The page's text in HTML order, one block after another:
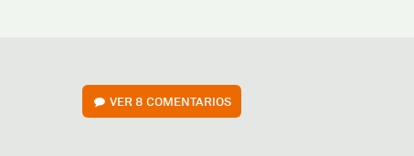
VER8 COMENTARIOS